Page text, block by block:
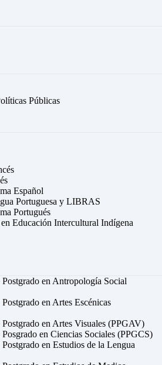
Públicas
Español
Portuguesa y LIBRAS
Portugués
Educación Intercultural Indígena
Postgrado en Antropología Social
en Artes Escénicas
Postgrado en Artes Visuales (PPGAV)
Posgrado en Ciencias Sociales (PPGCS)
en Estudios de la Lengua